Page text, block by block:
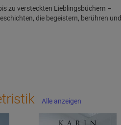
zu versteckten Lieblingsbüchern –
die begeistern, berühren und
Alle anzeigen